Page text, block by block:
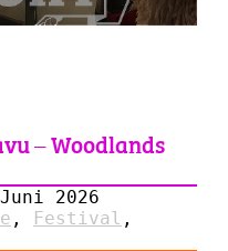
– Woodlands
2026
, Festival ,